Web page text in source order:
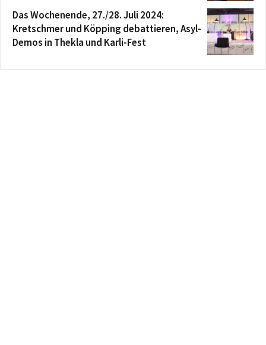
Das Wochenende, 27./28. Juli 2024:
Kretschmer und Köpping debattieren, Asyl-
Demos in Thekla und Karli-Fest